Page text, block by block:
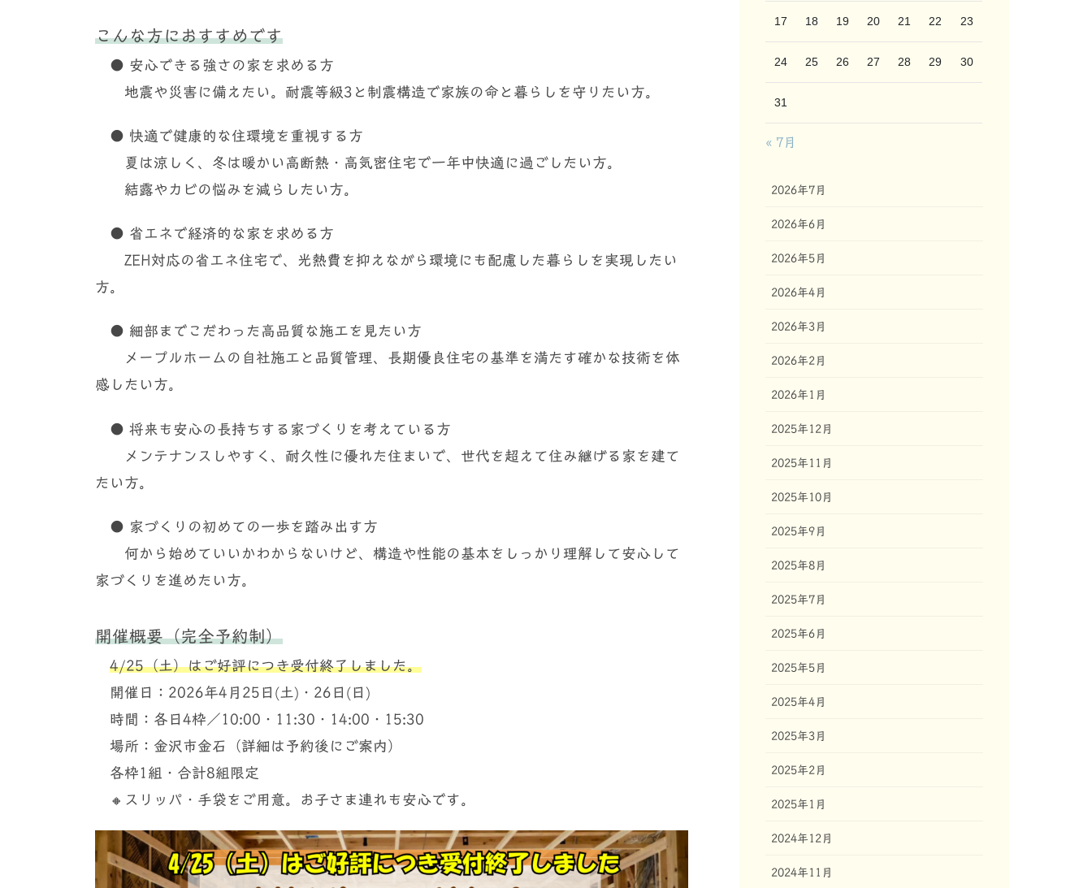
こんな方におすすめです
● 安心できる強さの家を求める方
地震や災害に備えたい。耐震等級3と制震構造で家族の命と暮らしを守りたい方。
● 快適で健康的な住環境を重視する方
夏は涼しく、冬は暖かい高断熱・高気密住宅で一年中快適に過ごしたい方。
結露やカビの悩みを減らしたい方。
● 省エネで経済的な家を求める方
ZEH対応の省エネ住宅で、光熱費を抑えながら環境にも配慮した暮らしを実現したい
方。
● 細部までこだわった高品質な施工を見たい方
メープルホームの自社施工と品質管理、長期優良住宅の基準を満たす確かな技術を体
感したい方。
● 将来も安心の長持ちする家づくりを考えている方
メンテナンスしやすく、耐久性に優れた住まいで、世代を超えて住み継げる家を建て
たい方。
● 家づくりの初めての一歩を踏み出す方
何から始めていいかわからないけど、構造や性能の基本をしっかり理解して安心して
家づくりを進めたい方。
開催概要（完全予約制）
4/25（土）はご好評につき受付終了しました。
開催日：2026年4月25日(土)・26日(日)
時間：各日4枠／10:00・11:30・14:00・15:30
場所：金沢市金石（詳細は予約後にご案内）
各枠1組・合計8組限定
🔸スリッパ・手袋をご用意。お子さま連れも安心です。
17 18 19 20 21 22 23
24 25 26 27 28 29 30
31
« 7月
2026年7月
2026年6月
2026年5月
2026年4月
2026年3月
2026年2月
2026年1月
2025年12月
2025年11月
2025年10月
2025年9月
2025年8月
2025年7月
2025年6月
2025年5月
2025年4月
2025年3月
2025年2月
2025年1月
2024年12月
2024年11月